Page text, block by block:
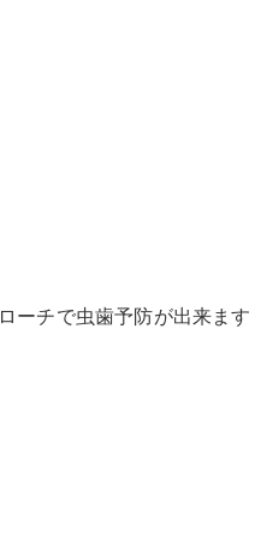
ーチで虫歯予防が出来ます